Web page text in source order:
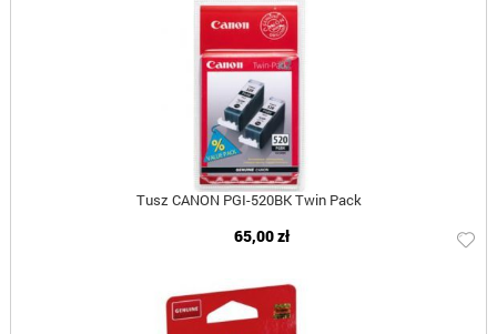
Tusz CANON PGI-520BK Twin Pack
65,00 zł